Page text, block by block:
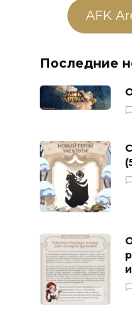
AFK
Последние